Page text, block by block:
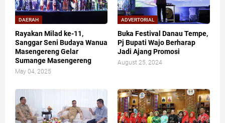
DAERAH
Rayakan Milad ke-11,
Sanggar Seni Budaya Wanua
Masengereng Gelar
Sumange Masengereng
May 04, 2025
ADVERTORIAL
Buka Festival Danau Tempe,
Pj Bupati Wajo Berharap
Jadi Ajang Promosi
August 25, 2024